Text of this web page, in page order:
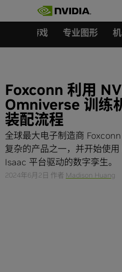
游戏 专业图形
Foxconn 利用
Omniverse 训练
装配流程
全球最大电子制造商
复杂的产品之一，并开始使
Isaac 平台驱动的数字孪生。
2024年6月2日 作者 Madison Huang